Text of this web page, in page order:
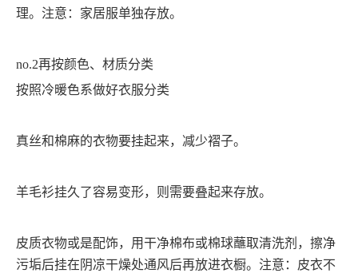
理。注意：家居服单独存放。
no.2再按颜色、材质分类
按照冷暖色系做好衣服分类
真丝和棉麻的衣物要挂起来，减少褶子。
羊毛衫挂久了容易变形，则需要叠起来存放。
皮质衣物或是配饰，用干净棉布或棉球蘸取清洗剂，擦净
污垢后挂在阴凉干燥处通风后再放进衣橱。注意：皮衣不